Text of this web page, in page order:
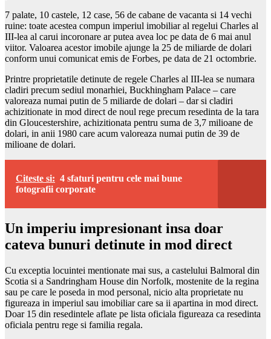
7 palate, 10 castele, 12 case, 56 de cabane de vacanta si 14 vechi
ruine: toate acestea compun imperiul imobiliar al regelui Charles al
III-lea al carui incoronare ar putea avea loc pe data de 6 mai anul
viitor. Valoarea acestor imobile ajunge la 25 de miliarde de dolari
conform unui comunicat emis de Forbes, pe data de 21 octombrie.
Printre proprietatile detinute de regele Charles al III-lea se numara
cladiri precum sediul monarhiei, Buckhingham Palace – care
valoreaza numai putin de 5 miliarde de dolari – dar si cladiri
achizitionate in mod direct de noul rege precum resedinta de la tara
din Gloucestershire, achizitionata pentru suma de 3,7 milioane de
dolari, in anii 1980 care acum valoreaza numai putin de 39 de
milioane de dolari.
Citeste si: 4 sfaturi pentru cele mai bune
fotografii corporate
Un imperiu impresionant insa doar
cateva bunuri detinute in mod direct
Cu exceptia locuintei mentionate mai sus, a castelului Balmoral din
Scotia si a Sandringham House din Norfolk, mostenite de la regina
sau pe care le poseda in mod personal, nicio alta proprietate nu
figureaza in imperiul sau imobiliar care sa ii apartina in mod direct.
Doar 15 din resedintele aflate pe lista oficiala figureaza ca resedinta
oficiala pentru rege si familia regala.